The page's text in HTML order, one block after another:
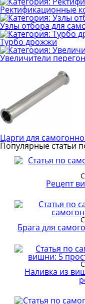
Ректификационные
Узлы отбора для
Турбо дрожжи
Увеличители
Царги для
Популярные статьи
Рецепт
Брага для
Наливка из